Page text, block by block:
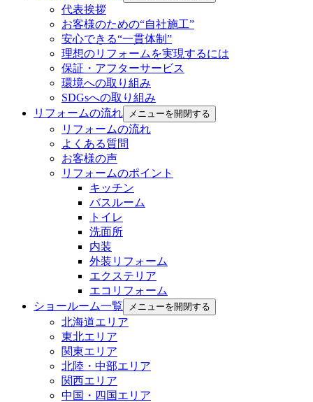
代表挨拶
お客様のための“自社施工”
安心できる“一貫体制”
理想のリフォームを実現するには
保証・アフターサービス
環境への取り組み
SDGsへの取り組み
リフォームの流れ
メニューを開閉する
リフォームの流れ
よくある質問
お客様の声
リフォームのポイント
キッチン
バスルーム
トイレ
洗面所
内装
外装リフォーム
エクステリア
エコリフォーム
ショールーム一覧
メニューを開閉する
北海道エリア
東北エリア
関東エリア
北陸・中部エリア
関西エリア
中国・四国エリア